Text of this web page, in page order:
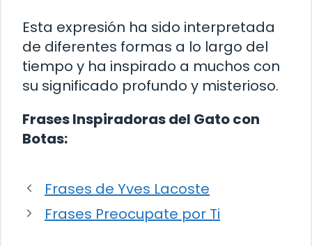
Esta expresión ha sido interpretada
de diferentes formas a lo largo del
tiempo y ha inspirado a muchos con
su significado profundo y misterioso.
Frases Inspiradoras del Gato con
Botas:
Frases de Yves Lacoste
Frases Preocupate por Ti